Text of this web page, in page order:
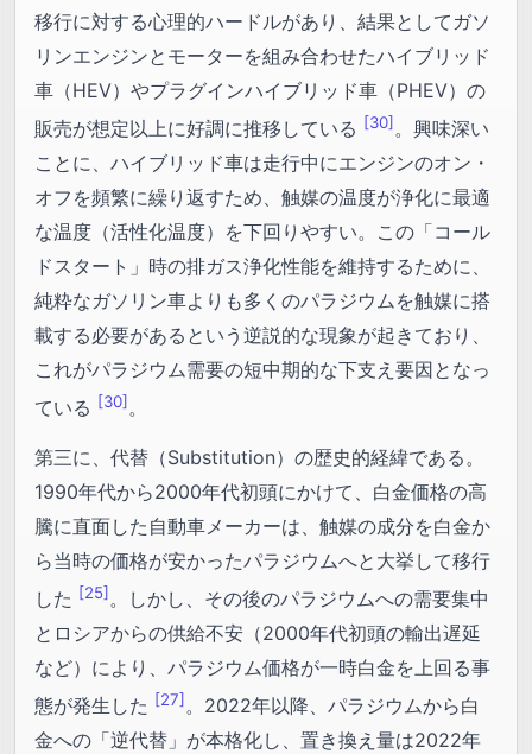
移行に対する心理的ハードルがあり、結果としてガソ
リンエンジンとモーターを組み合わせたハイブリッド
車（HEV）やプラグインハイブリッド車（PHEV）の
販売が想定以上に好調に推移している [30] 。興味深い
ことに、ハイブリッド車は走行中にエンジンのオン・
オフを頻繁に繰り返すため、触媒の温度が浄化に最適
な温度（活性化温度）を下回りやすい。この「コール
ドスタート」時の排ガス浄化性能を維持するために、
純粋なガソリン車よりも多くのパラジウムを触媒に搭
載する必要があるという逆説的な現象が起きており、
これがパラジウム需要の短中期的な下支え要因となっ
ている [30] 。
第三に、代替（Substitution）の歴史的経緯である。
1990年代から2000年代初頭にかけて、白金価格の高
騰に直面した自動車メーカーは、触媒の成分を白金か
ら当時の価格が安かったパラジウムへと大挙して移行
した [25]。しかし、その後のパラジウムへの需要集中
とロシアからの供給不安（2000年代初頭の輸出遅延
など）により、パラジウム価格が一時白金を上回る事
態が発生した [27] 。2022年以降、パラジウムから白
金への「逆代替」が本格化し、置き換え量は2022年